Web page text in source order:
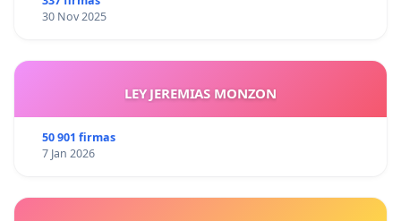
30 Nov 2025
LEY JEREMIAS MONZON
50 901 firmas
7 Jan 2026